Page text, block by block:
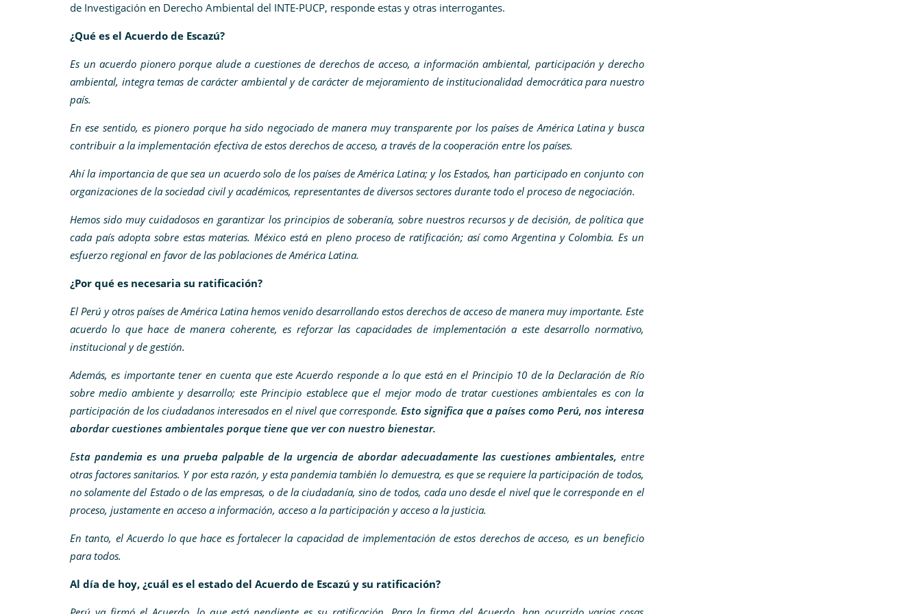
de Investigación en Derecho Ambiental del INTE-PUCP, responde estas y otras interrogantes.
¿Qué es el Acuerdo de Escazú?
Es un acuerdo pionero porque alude a cuestiones de derechos de acceso, a información ambiental, participación y derecho
ambiental, integra temas de carácter ambiental y de carácter de mejoramiento de institucionalidad democrática para nuestro
país.
En ese sentido, es pionero porque ha sido negociado de manera muy transparente por los países de América Latina y busca
contribuir a la implementación efectiva de estos derechos de acceso, a través de la cooperación entre los países.
Ahí la importancia de que sea un acuerdo solo de los países de América Latina; y los Estados, han participado en conjunto con
organizaciones de la sociedad civil y académicos, representantes de diversos sectores durante todo el proceso de negociación.
Hemos sido muy cuidadosos en garantizar los principios de soberanía, sobre nuestros recursos y de decisión, de política que
cada país adopta sobre estas materias. México está en pleno proceso de ratificación; así como Argentina y Colombia. Es un
esfuerzo regional en favor de las poblaciones de América Latina.
¿Por qué es necesaria su ratificación?
El Perú y otros países de América Latina hemos venido desarrollando estos derechos de acceso de manera muy importante. Este
acuerdo lo que hace de manera coherente, es reforzar las capacidades de implementación a este desarrollo normativo,
institucional y de gestión.
Además, es importante tener en cuenta que este Acuerdo responde a lo que está en el Principio 10 de la Declaración de Río
sobre medio ambiente y desarrollo; este Principio establece que el mejor modo de tratar cuestiones ambientales es con la
participación de los ciudadanos interesados en el nivel que corresponde.Esto significa que a países como Perú, nos interesa
abordar cuestiones ambientales porque tiene que ver con nuestro bienestar.
Esta pandemia es una prueba palpable de la urgencia de abordar adecuadamente las cuestiones ambientales, entre
otras factores sanitarios. Y por esta razón, y esta pandemia también lo demuestra, es que se requiere la participación de todos,
no solamente del Estado o de las empresas, o de la ciudadanía, sino de todos, cada uno desde el nivel que le corresponde en el
proceso, justamente en acceso a información, acceso a la participación y acceso a la justicia.
En tanto, el Acuerdo lo que hace es fortalecer la capacidad de implementación de estos derechos de acceso, es un beneficio
para todos.
Al día de hoy, ¿cuál es el estado del Acuerdo de Escazú y su ratificación?